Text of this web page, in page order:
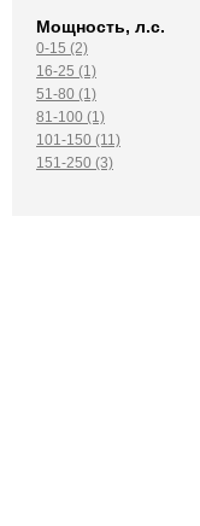
Мощность, л.с.
0-15 (2)
16-25 (1)
51-80 (1)
81-100 (1)
101-150 (11)
151-250 (3)